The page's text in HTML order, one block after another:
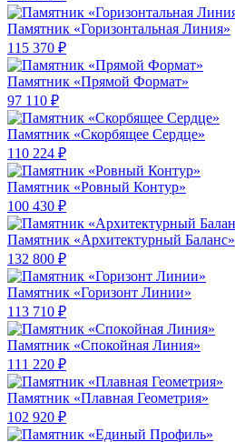
Памятник «Горизонтальная Линия»
115 370 ₽
Памятник «Прямой Формат»
97 110 ₽
Памятник «Скорбящее Сердце»
110 224 ₽
Памятник «Ровный Контур»
100 430 ₽
Памятник «Архитектурный Баланс»
132 800 ₽
Памятник «Горизонт Линии»
113 710 ₽
Памятник «Спокойная Линия»
111 220 ₽
Памятник «Плавная Геометрия»
102 920 ₽